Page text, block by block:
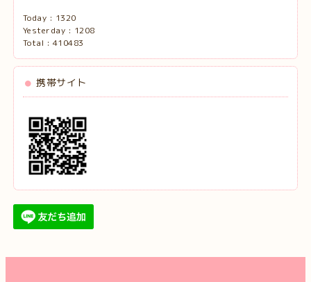
Today : 1320
Yesterday : 1208
Total : 410483
携帯サイト